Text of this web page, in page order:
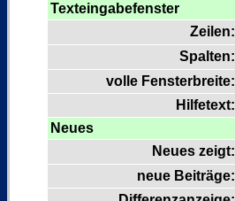
Texteingabefenster
Zeilen:
Spalten:
volle Fensterbreite:
Hilfetext:
Neues
Neues zeigt:
neue Beiträge: